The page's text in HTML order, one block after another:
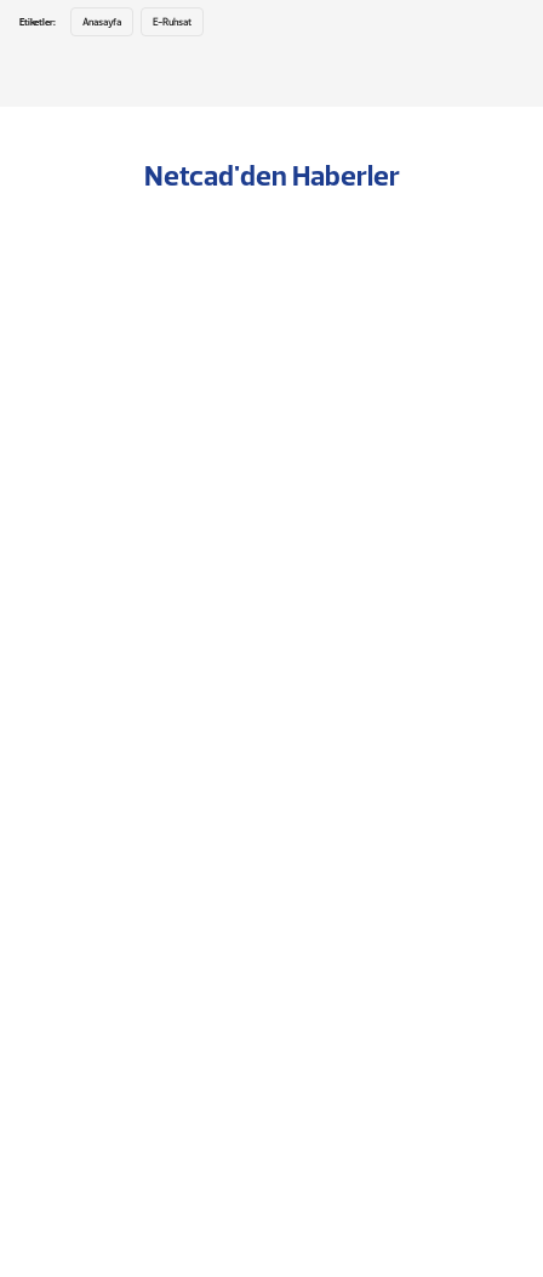
Etiketler: Anasayfa E-Ruhsat
Netcad'den Haberler